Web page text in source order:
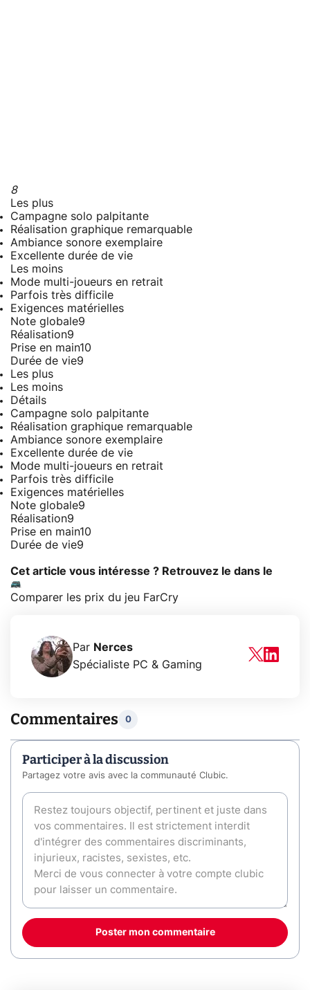
8
Les plus
Campagne solo palpitante
Réalisation graphique remarquable
Ambiance sonore exemplaire
Excellente durée de vie
Les moins
Mode multi-joueurs en retrait
Parfois très difficile
Exigences matérielles
Note globale9
Réalisation9
Prise en main10
Durée de vie9
Les plus
Les moins
Détails
Campagne solo palpitante
Réalisation graphique remarquable
Ambiance sonore exemplaire
Excellente durée de vie
Mode multi-joueurs en retrait
Parfois très difficile
Exigences matérielles
Note globale9
Réalisation9
Prise en main10
Durée de vie9
Cet article vous intéresse ? Retrouvez le dans le
Comparer les prix du jeu FarCry
Par Nerces
Spécialiste PC & Gaming
Commentaires 0
Participer à la discussion
Partagez votre avis avec la communauté Clubic.
Poster mon commentaire